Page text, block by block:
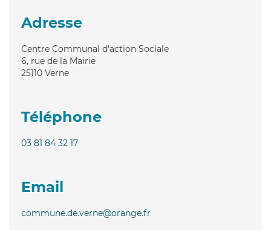
Adresse
Centre Communal d'action Sociale
6, rue de la Mairie
25110 Verne
Téléphone
03 81 84 32 17
Email
commune.de.verne@orange.fr